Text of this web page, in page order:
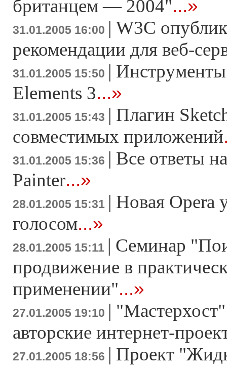
британцем — 2004"...»
31.01.2005 16:00 | W3C
рекомендации для веб-
31.01.2005 15:50 |
Elements 3...»
31.01.2005 15:43 | Плагин
совместимых приложений
31.01.2005 15:36 | Все ответы
Painter...»
28.01.2005 15:31 | Новая Opera
голосом...»
28.01.2005 15:11 | Семинар
продвижение в
применении"...»
27.01.2005 19:10 |
авторские интернет-
27.01.2005 18:56 | Проект